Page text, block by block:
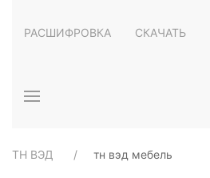
РАСШИФРОВКА СКАЧАТЬ
ТН ВЭД тн вэд мебель